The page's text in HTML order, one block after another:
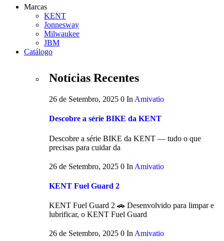
Marcas
KENT
Jonnesway
Milwaukee
JBM
Catálogo
Notícias Recentes
26 de Setembro, 2025 0 In Amivatio
Descobre a série BIKE da KENT
Descobre a série BIKE da KENT — tudo o que
precisas para cuidar da
26 de Setembro, 2025 0 In Amivatio
KENT Fuel Guard 2
KENT Fuel Guard 2 🚗 Desenvolvido para limpar e
lubrificar, o KENT Fuel Guard
26 de Setembro, 2025 0 In Amivatio